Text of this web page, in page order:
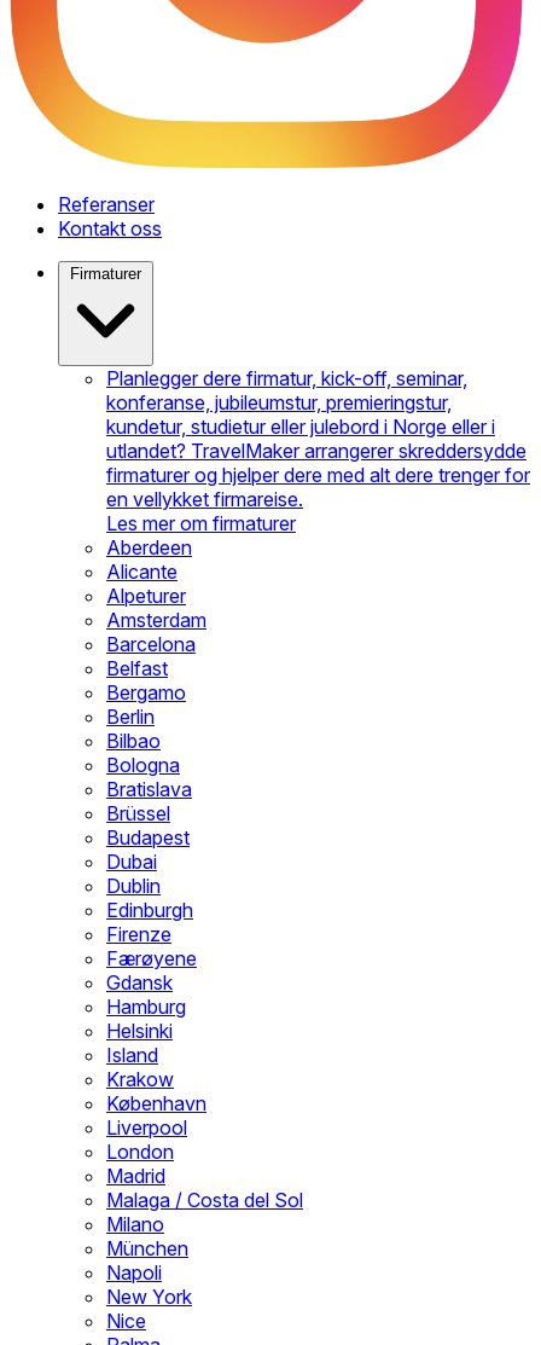
Referanser
Kontakt oss
Firmaturer
Planlegger dere firmatur, kick-off, seminar,
konferanse, jubileumstur, premieringstur,
kundetur, studietur eller julebord i Norge eller i
utlandet? TravelMaker arrangerer skreddersydde
firmaturer og hjelper dere med alt dere trenger for
en vellykket firmareise.
Les mer om firmaturer
Aberdeen
Alicante
Alpeturer
Amsterdam
Barcelona
Belfast
Bergamo
Berlin
Bilbao
Bologna
Bratislava
Brüssel
Budapest
Dubai
Dublin
Edinburgh
Firenze
Færøyene
Gdansk
Hamburg
Helsinki
Island
Krakow
København
Liverpool
London
Madrid
Malaga / Costa del Sol
Milano
München
Napoli
New York
Nice